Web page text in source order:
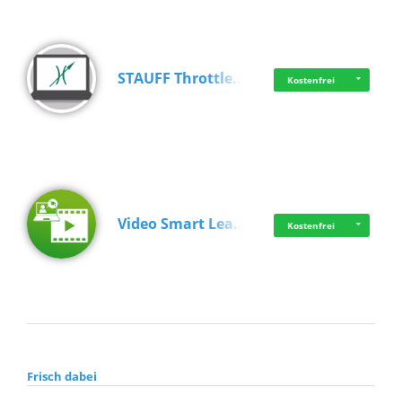
STAUFF Throttle… Kostenfrei
Video Smart Lea… Kostenfrei
Frisch dabei